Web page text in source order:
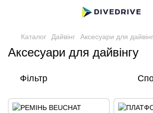
Каталог Дайвінг Аксесуари для
Аксесуари для дайвінгу
Фільтр